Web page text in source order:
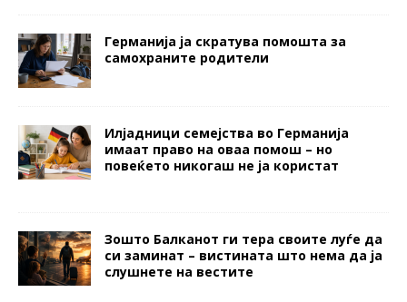
Германија ја скратува помошта за
самохраните родители
Илјадници семејства во Германија
имаат право на оваа помош – но
повеќето никогаш не ја користат
Зошто Балканот ги тера своите луѓе да
си заминат – вистината што нема да ја
слушнете на вестите